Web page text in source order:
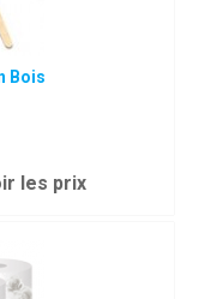
Bois
les prix